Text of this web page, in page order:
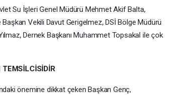
Su İşleri Genel Müdürü Mehmet Akif Balta,
Vekili Davut Gerigelmez, DSİ Bölge Müdürü
Dernek Başkanı Muhammet Topsakal ile çok
TEMSİLCİSİDİR
önemine dikkat çeken Başkan Genç,